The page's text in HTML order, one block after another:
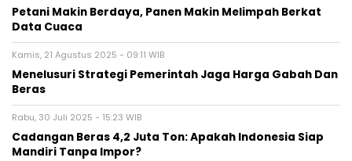
Petani Makin Berdaya, Panen Makin Melimpah Berkat
Data Cuaca
Kamis, 21 Agustus 2025 - 09:11 WIB
Menelusuri Strategi Pemerintah Jaga Harga Gabah Dan
Beras
Rabu, 30 Juli 2025 - 15:23 WIB
Cadangan Beras 4,2 Juta Ton: Apakah Indonesia Siap
Mandiri Tanpa Impor?